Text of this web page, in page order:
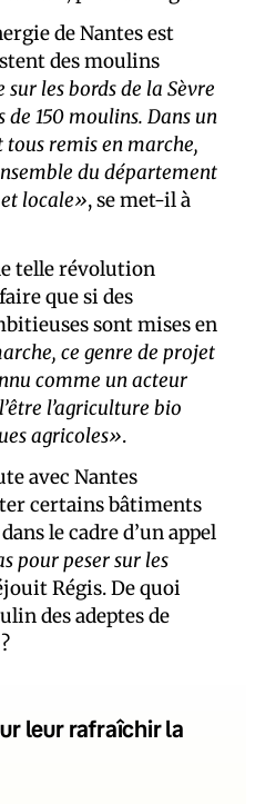
de Nantes est
des moulins
sur les bords de la Sèvre
150 moulins. Dans un
tous remis en marche,
du département
locale», se met-il à
telle révolution
que si des
sont mises en
ce genre de projet
comme un acteur
l’agriculture bio
agricoles».
avec Nantes
certains bâtiments
le cadre d’un appel
pour peser sur les
Régis. De quoi
des adeptes de
leur rafraîchir la